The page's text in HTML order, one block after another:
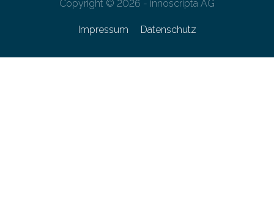
Copyright © 2026 - innoscripta AG
Impressum Datenschutz